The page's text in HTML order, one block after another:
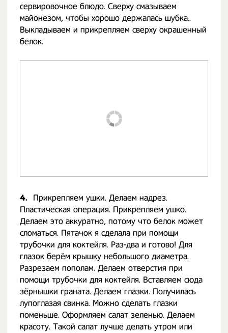
сервировочное блюдо. Сверху смазываем
майонезом, чтобы хорошо держалась шубка..
Выкладываем и прикрепляем сверху окрашенный
белок.
4.
Прикрепляем ушки. Делаем надрез.
Пластическая операция. Прикрепляем ушко.
Делаем это аккуратно, потому что белок может
сломаться. Пятачок я сделала при помощи
трубочки для коктейля. Раз-два и готово! Для
глазок берём крышку небольшого диаметра.
Разрезаем пополам. Делаем отверстия при
помощи трубочки для коктейля. Вставляем сюда
зёрнышки граната. Делаем глазки. Получилась
лупоглазая свинка. Можно сделать глазки
поменьше. Оформляем салат зеленью. Делаем
красоту. Такой салат лучше делать утром или